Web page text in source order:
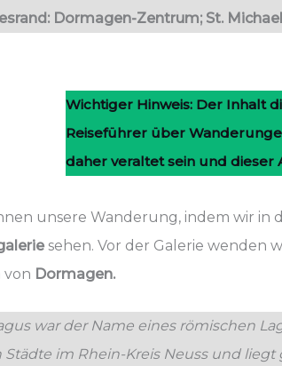
Dormagen-Zentrum; St.
Wichtiger Hinweis: Der Inhalt
Reiseführer über
daher veraltet sein und dieser
unsere Wanderung, indem wir in
sehen. Vor der Galerie wenden
Dormagen.
war der Name eines römischen
Städte im Rhein-Kreis Neuss und